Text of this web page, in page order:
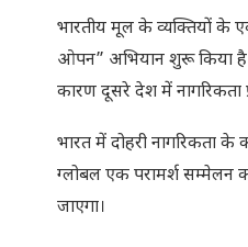
भारतीय मूल के व्यक्तियों के
ओपन” अभियान शुरू किया है।
कारण दूसरे देश में नागरिकता
भारत में दोहरी नागरिकता
ग्लोबल एक परामर्श
जाएगा।